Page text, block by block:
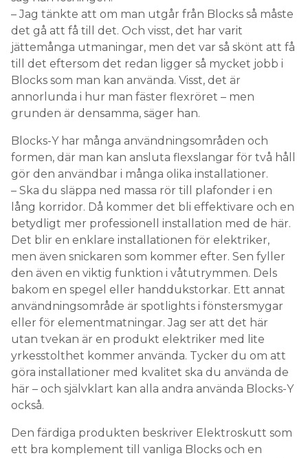
– Jag tänkte att om man utgår från Blocks så måste
det gå att få till det. Och visst, det har varit
jättemånga utmaningar, men det var så skönt att få
till det eftersom det redan ligger så mycket jobb i
Blocks som man kan använda. Visst, det är
annorlunda i hur man fäster flexröret – men
grunden är densamma, säger han.
Blocks-Y har många användningsområden och
formen, där man kan ansluta flexslangar för två håll
gör den användbar i många olika installationer.
– Ska du släppa ned massa rör till plafonder i en
lång korridor. Då kommer det bli effektivare och en
betydligt mer professionell installation med de här.
Det blir en enklare installationen för elektriker,
men även snickaren som kommer efter. Sen fyller
den även en viktig funktion i våtutrymmen. Dels
bakom en spegel eller handdukstorkar. Ett annat
användningsområde är spotlights i fönstersmygar
eller för elementmatningar. Jag ser att det här
utan tvekan är en produkt elektriker med lite
yrkesstolthet kommer använda. Tycker du om att
göra installationer med kvalitet ska du använda de
här – och självklart kan alla andra använda Blocks-Y
också.
Den färdiga produkten beskriver Elektroskutt som
ett bra komplement till vanliga Blocks och en